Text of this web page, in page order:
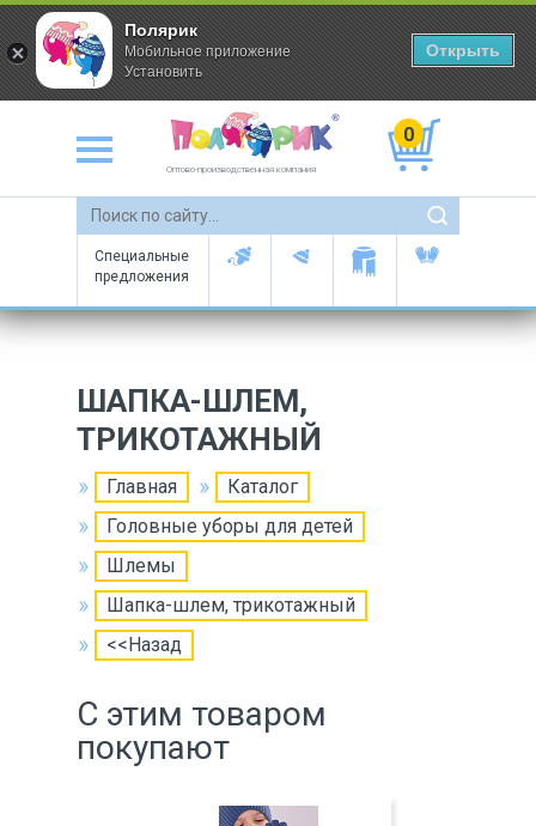
Оптово-производственная компания
0
Специальные
предложения
ШАПКА-ШЛЕМ,
ТРИКОТАЖНЫЙ
Главная
Каталог
Головные уборы для детей
Шлемы
Шапка-шлем, трикотажный
<<Назад
С этим товаром
покупают
Полярик
Мобильное приложение
Установить
Открыть